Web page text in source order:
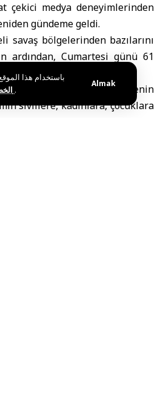
باستخدام هذا
.
Almak
çekici medya deneyimlerinden
gündeme geldi.
savaş bölgelerinden bazılarını
ardından, Cumartesi günü 61
anmak, sadece belgelemenin
sivillere, kadınlara, çocuklara